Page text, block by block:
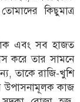
কিছুমাত্র
এবং সব হাজত
করে তার সামনে
তাকে রাজি-খুশি
উপাসনামূলক কাজ